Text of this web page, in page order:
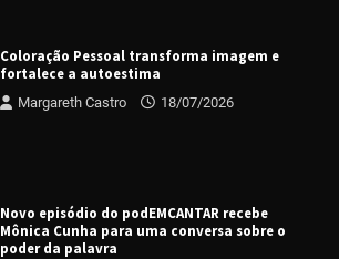
Coloração Pessoal transforma imagem e
fortalece a autoestima
Margareth Castro 18/07/2026
Novo episódio do podEMCANTAR recebe
Mônica Cunha para uma conversa sobre o
poder da palavra